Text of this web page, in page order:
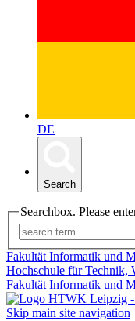
DE
Search
Searchbox. Please
Fakultät Informatik und
Hochschule für Technik,
Fakultät Informatik und
Skip main site navigation